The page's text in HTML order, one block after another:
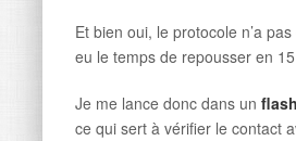
Et bien oui, le protocole n’a
eu le temps de repousser en
Je me lance donc dans un
ce qui sert à vérifier le contact